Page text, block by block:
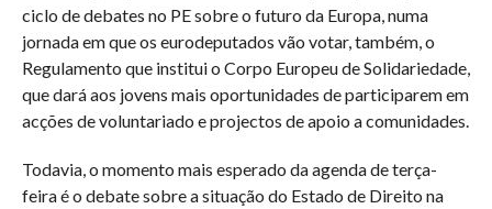
ciclo de debates no PE sobre o futuro da Europa, numa
jornada em que os eurodeputados vão votar, também, o
Regulamento que institui o Corpo Europeu de Solidariedade,
que dará aos jovens mais oportunidades de participarem em
acções de voluntariado e projectos de apoio a comunidades.
Todavia, o momento mais esperado da agenda de terça-
feira é o debate sobre a situação do Estado de Direito na